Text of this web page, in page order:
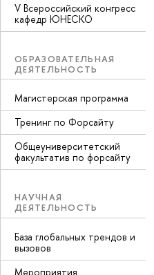
V Всероссийский конгресс
кафедр ЮНЕСКО
ОБРАЗОВАТЕЛЬНАЯ
ДЕЯТЕЛЬНОСТЬ
Магистерская программа
Тренинг по Форсайту
Общеуниверситетский
факультатив по форсайту
НАУЧНАЯ
ДЕЯТЕЛЬНОСТЬ
База глобальных трендов и
вызовов
Мероприятия